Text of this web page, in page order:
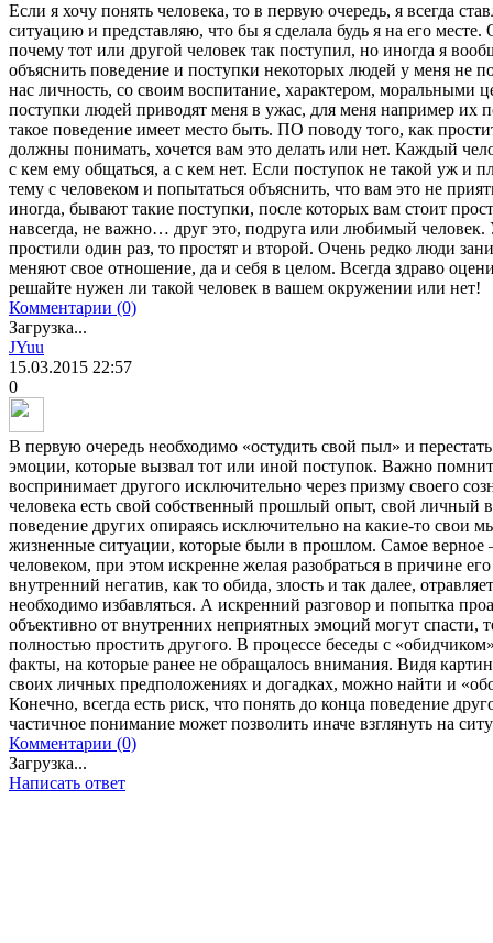
Если я хочу понять человека, то в первую очередь, я всегда
ситуацию и представляю, что бы я сделала будь я на его
почему тот или другой человек так поступил, но иногда я
объяснить поведение и поступки некоторых людей у меня не
нас личность, со своим воспитание, характером,
поступки людей приводят меня в ужас, для меня например их
такое поведение имеет место быть. ПО поводу того, как
должны понимать, хочется вам это делать или нет. Каждый
с кем ему общаться, а с кем нет. Если поступок не такой уж и
тему с человеком и попытаться объяснить, что вам это не
иногда, бывают такие поступки, после которых вам стоит
навсегда, не важно… друг это, подруга или любимый человек.
простили один раз, то простят и второй. Очень редко люди
меняют свое отношение, да и себя в целом. Всегда здраво
решайте нужен ли такой человек в вашем окружении или нет!
Комментарии (0)
Загрузка...
JYuu
15.03.2015 22:57
0
В первую очередь необходимо «остудить свой пыл» и
эмоции, которые вызвал тот или иной поступок. Важно
воспринимает другого исключительно через призму своего
человека есть свой собственный прошлый опыт, свой личный
поведение других опираясь исключительно на какие-то свои
жизненные ситуации, которые были в прошлом. Самое верное
человеком, при этом искренне желая разобраться в причине
внутренний негатив, как то обида, злость и так далее,
необходимо избавляться. А искренний разговор и попытка
объективно от внутренних неприятных эмоций могут спасти,
полностью простить другого. В процессе беседы с
факты, на которые ранее не обращалось внимания. Видя
своих личных предположениях и догадках, можно найти и
Конечно, всегда есть риск, что понять до конца поведение
частичное понимание может позволить иначе взглянуть на
Комментарии (0)
Загрузка...
Написать ответ